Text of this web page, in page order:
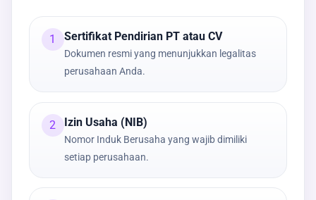
1 Sertifikat Pendirian PT atau CV
Dokumen resmi yang menunjukkan legalitas
perusahaan Anda.
2 Izin Usaha (NIB)
Nomor Induk Berusaha yang wajib dimiliki
setiap perusahaan.